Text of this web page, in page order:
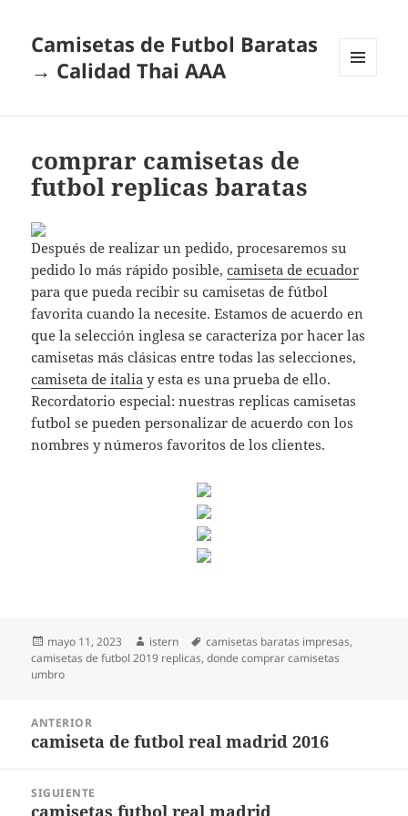
Camisetas de Futbol Baratas
→ Calidad Thai AAA
comprar camisetas de
futbol replicas baratas
Después de realizar un pedido, procesaremos su
pedido lo más rápido posible,camiseta de ecuador
para que pueda recibir su camisetas de fútbol
favorita cuando la necesite. Estamos de acuerdo en
que la selección inglesa se caracteriza por hacer las
camisetas más clásicas entre todas las selecciones,
camiseta de italia y esta es una prueba de ello.
Recordatorio especial: nuestras replicas camisetas
futbol se pueden personalizar de acuerdo con los
nombres y números favoritos de los clientes.
Publicado
el
mayo 11, 2023 Autor
istern Etiquetas
camisetas baratas impresas,
camisetas de futbol 2019 replicas,donde comprar camisetas
umbro
entradas
ANTERIOR
Entrada
camiseta de futbol real madrid 2016
SIGUIENTE
Entrada
camisetas futbol real madrid